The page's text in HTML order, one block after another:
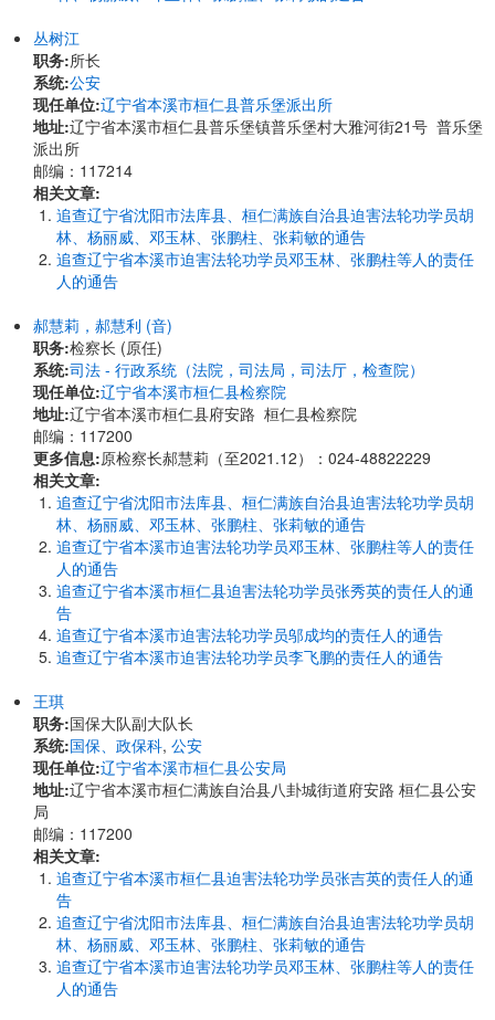
丛树江
职务:所长
系统:公安
现任单位:辽宁省本溪市桓仁县普乐堡派出所
地址:辽宁省本溪市桓仁县普乐堡镇普乐堡村大雅河街21号 普乐堡
派出所
邮编：117214
相关文章:
追查辽宁省沈阳市法库县、桓仁满族自治县迫害法轮功学员胡
林、杨丽威、邓玉林、张鹏柱、张莉敏的通告
追查辽宁省本溪市迫害法轮功学员邓玉林、张鹏柱等人的责任
人的通告
郝慧莉，郝慧利 (音)
职务:检察长 (原任)
系统:司法 - 行政系统（法院，司法局，司法厅，检查院）
现任单位:辽宁省本溪市桓仁县检察院
地址:辽宁省本溪市桓仁县府安路 桓仁县检察院
邮编：117200
更多信息:原检察长郝慧莉（至2021.12）：024-48822229
相关文章:
追查辽宁省沈阳市法库县、桓仁满族自治县迫害法轮功学员胡
林、杨丽威、邓玉林、张鹏柱、张莉敏的通告
追查辽宁省本溪市迫害法轮功学员邓玉林、张鹏柱等人的责任
人的通告
追查辽宁省本溪市桓仁县迫害法轮功学员张秀英的责任人的通
告
追查辽宁省本溪市迫害法轮功学员邬成均的责任人的通告
追查辽宁省本溪市迫害法轮功学员李飞鹏的责任人的通告
王琪
职务:国保大队副大队长
系统:国保、政保科, 公安
现任单位:辽宁省本溪市桓仁县公安局
地址:辽宁省本溪市桓仁满族自治县八卦城街道府安路 桓仁县公安
局
邮编：117200
相关文章:
追查辽宁省本溪市桓仁县迫害法轮功学员张吉英的责任人的通
告
追查辽宁省沈阳市法库县、桓仁满族自治县迫害法轮功学员胡
林、杨丽威、邓玉林、张鹏柱、张莉敏的通告
追查辽宁省本溪市迫害法轮功学员邓玉林、张鹏柱等人的责任
人的通告